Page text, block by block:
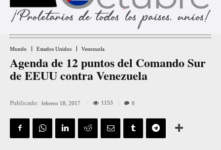
Mundo Estados Unidos Venezuela
Agenda de 12 puntos del Comando Sur
de EEUU contra Venezuela
Publicado: febrero 18, 2017 1153 0